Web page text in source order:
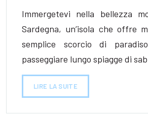
Immergetevi nella bellezza
Sardegna, un’isola che offre
semplice scorcio di
passeggiare lungo spiagge di
LIRE LA SUITE